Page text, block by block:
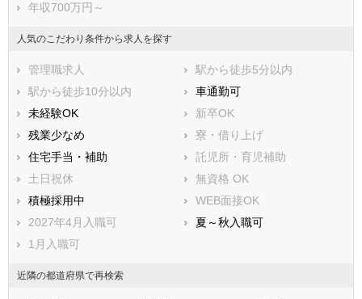
周智郡森町
年収700万円～
人気のこだわり条件から求人を探す
管理職求人
駅から徒歩5分以内
駅から徒歩10分以内
車通勤可
未経験OK
新卒OK
残業少なめ
寮・借り上げ
住宅手当・補助
託児所・育児補助
土日祝休
無資格 OK
積極採用中
WEB面接OK
2027年4月入職可
夏～秋入職可
1月入職可
近隣の都道府県で再検索